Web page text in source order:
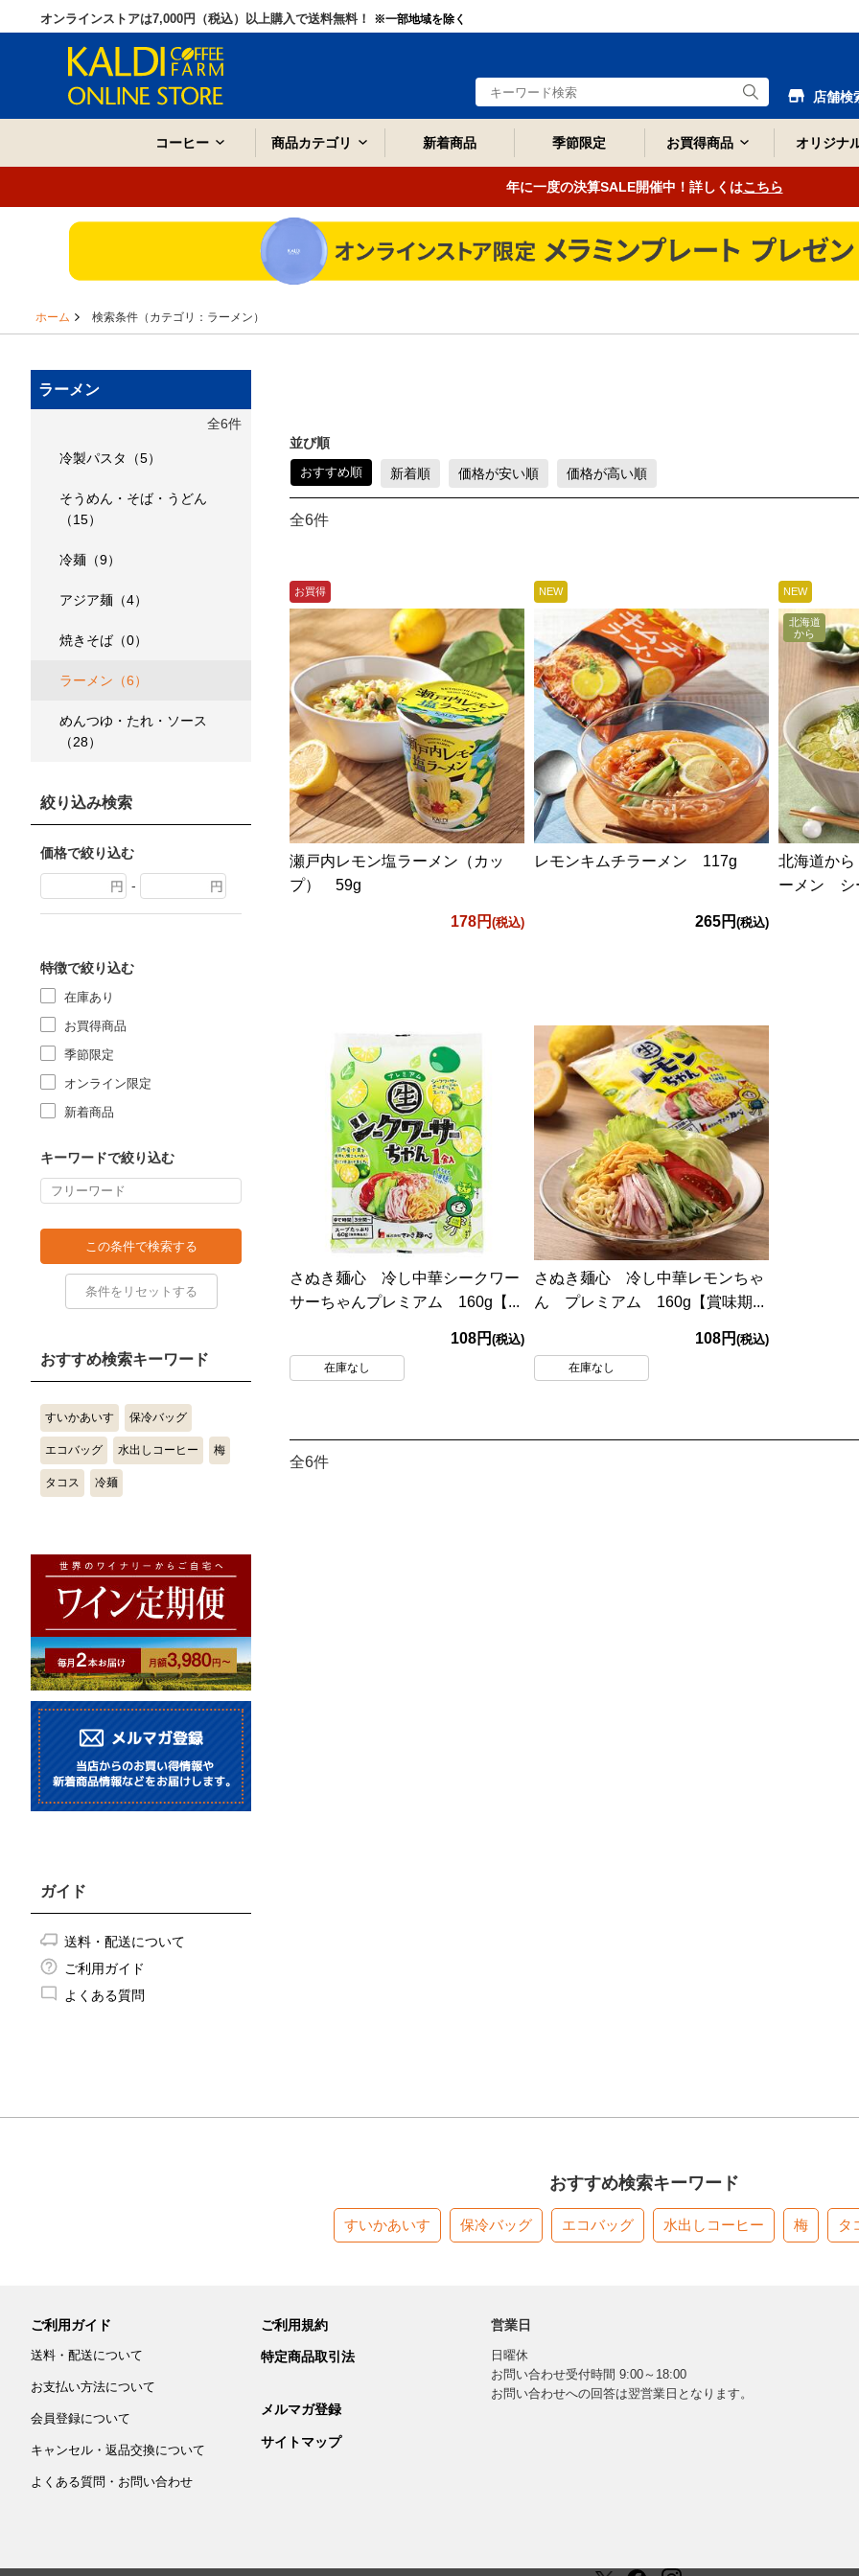
オンラインストアは7,000円（税込）以上購入で送料無料！ ※一部地域を除く
店舗検
コーヒー 商品カテゴリ 新着商品 季節限定 お買得商品 オリジナ
年に一度の決算SALE開催中！詳しくはこちら
ホーム 検索条件（カテゴリ：ラーメン）
並び順
おすすめ順 新着順 価格が安い順 価格が高い順
全6件
お買得
瀬戸内レモン塩ラーメン（カッ
プ） 59g
178円 (税込)
NEW
レモンキムチラーメン 117g
265円 (税込)
NEW
北海道
から
北海道か
ーメン シ
さぬき麺心 冷し中華シークワー
サーちゃんプレミアム 160g【...
108円 (税込)
在庫なし
さぬき麺心 冷し中華レモンちゃ
ん プレミアム 160g【賞味期...
108円 (税込)
在庫なし
全6件
ラーメン
全6件
冷製パスタ（5）
そうめん・そば・うどん
（15）
冷麺（9）
アジア麺（4）
焼きそば（0）
ラーメン（6）
めんつゆ・たれ・ソース
（28）
絞り込み検索
価格で絞り込む
-
特徴で絞り込む
在庫あり
お買得商品
季節限定
オンライン限定
新着商品
キーワードで絞り込む
おすすめ検索キーワード
すいかあいす 保冷バッグ
エコバッグ 水出しコーヒー 梅
タコス 冷麺
ガイド
送料・配送について
ご利用ガイド
よくある質問
おすすめ検索キーワード
すいかあいす 保冷バッグ エコバッグ 水出しコーヒー 梅 タ
ご利用ガイド
送料・配送について
お支払い方法について
会員登録について
キャンセル・返品交換について
よくある質問・お問い合わせ
ご利用規約
特定商品取引法
メルマガ登録
サイトマップ
営業日
日曜休
お問い合わせ受付時間 9:00～18:00
お問い合わせへの回答は翌営業日となります。